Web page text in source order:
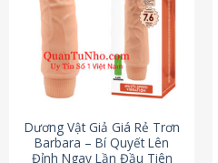
Dương Vật Giả Giá Rẻ Trơn
Barbara – Bí Quyết Lên
Đỉnh Ngay Lần Đầu Tiên